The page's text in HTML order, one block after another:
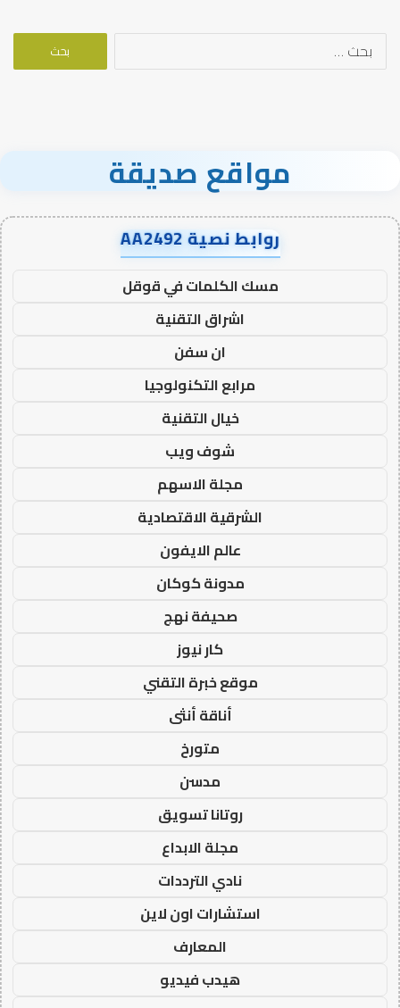
البحث
مواقع صديقة
روابط نصية AA2492
مسك الكلمات في قوقل
اشراق التقنية
ان سفن
مرابع التكنولوجيا
خيال التقنية
شوف ويب
مجلة الاسهم
الشرقية الاقتصادية
عالم الايفون
مدونة كوكان
صحيفة نهج
كار نيوز
موقع خبرة التقني
أناقة أنثى
متورخ
مدسن
روتانا تسويق
مجلة الابداع
نادي الترددات
استشارات اون لاين
المعارف
هيدب فيديو